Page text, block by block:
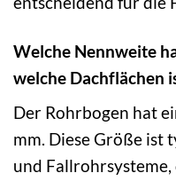
Welche Nennweite
welche Dachflächen
Der Rohrbogen hat
mm. Diese Größe ist
und